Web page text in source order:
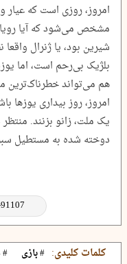
امروز، روزی است که
مشخص می‌شود که آیا
شیرین بود، یا ژنرال
بلژیک بی‌رحم است، اما
هم می‌تواند خطرناک‌ترین
امروز، روز بیداری یوزها
یک ملت، زانو بزنند.
دوخته شده به مستطیل
کلمات کلیدی: # بازی #